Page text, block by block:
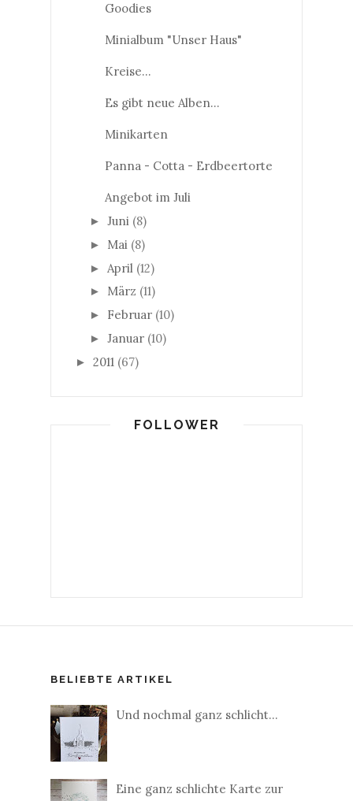
Goodies
Minialbum "Unser Haus"
Kreise...
Es gibt neue Alben...
Minikarten
Panna - Cotta - Erdbeertorte
Angebot im Juli
► Juni (8)
► Mai (8)
► April (12)
► März (11)
► Februar (10)
► Januar (10)
► 2011 (67)
FOLLOWER
BELIEBTE ARTIKEL
Und nochmal ganz schlicht...
Eine ganz schlichte Karte zur